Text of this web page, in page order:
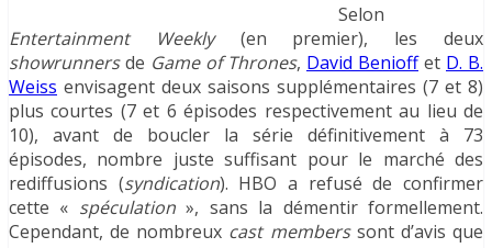
Selon
Entertainment Weekly(en premier), les deux
showrunnersde Game of Thrones, David Benioffet D. B.
Weiss envisagent deux saisons supplémentaires (7 et 8)
plus courtes (7 et 6 épisodes respectivement au lieu de
10), avant de boucler la série définitivement à 73
épisodes, nombre juste suffisant pour le marché des
rediffusions (syndication). HBO a refusé de confirmer
cette « spéculation», sans la démentir formellement.
Cependant, de nombreux cast members sont d’avis que